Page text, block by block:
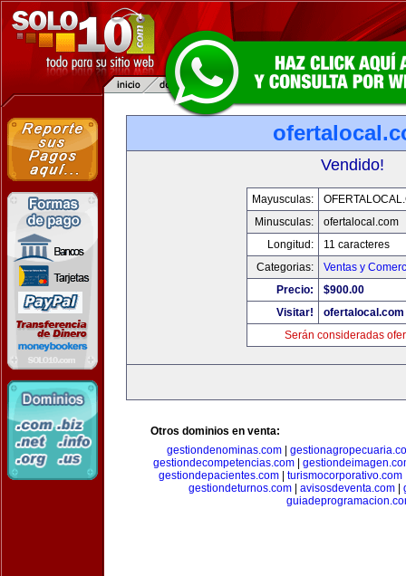
Vendido!
Mayusculas:
Minusculas:
ofertalocal.com
Longitud:
11 caracteres
Categorias:
Ventas y
Precio:
$900.00
Visitar!
ofertalocal.com
Serán consideradas
Otros dominios en venta:
gestiondenominas.com|
gestiondecompetencias.com|
gestiondepacientes.com| turismocorporativo.com
gestiondeturnos.com| avisosdeventa.com|